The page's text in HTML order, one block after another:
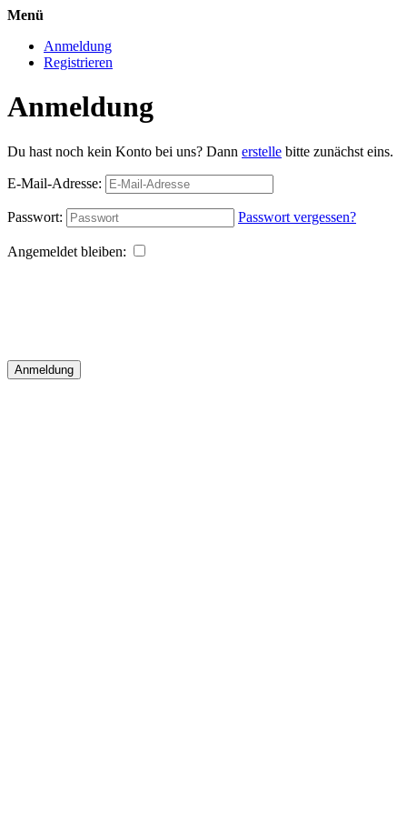
Menü
Anmeldung
Registrieren
Anmeldung
Du hast noch kein Konto bei uns? Dann erstelle bitte zunächst eins.
E-Mail-Adresse:
Passwort: Passwort vergessen?
Angemeldet bleiben:
Anmeldung